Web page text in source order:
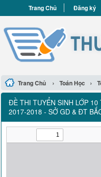
Trang Chủ Đăng ký
Trang Chủ › Toán Học ›
ĐỀ THI TUYỂN SINH LỚP
2017-2018 - SỞ GD & ĐT